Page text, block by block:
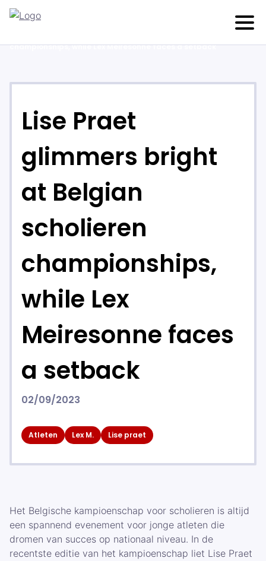
championships, while Lex Meiresonne faces a setback
Lise Praet
glimmers bright
at Belgian
scholieren
championships,
while Lex
Meiresonne faces
a setback
02/09/2023
Atleten Lex M. Lise praet
Het Belgische kampioenschap voor scholieren is altijd
een spannend evenement voor jonge atleten die
dromen van succes op nationaal niveau. In de
recentste editie van het kampioenschap liet Lise Praet